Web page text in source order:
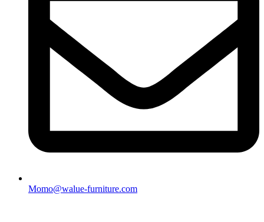
Momo@walue-furniture.com